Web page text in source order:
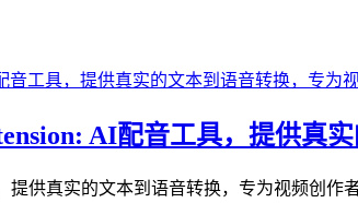
AI配音工具，提供真
供真实的文本到语音转换，专为视频创作